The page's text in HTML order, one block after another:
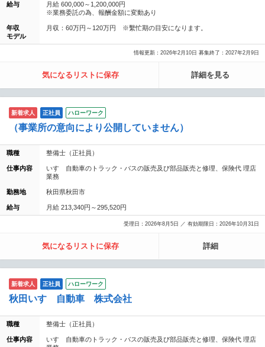
給与
月給 600,000～1,200,000円
※業務委託の為、報酬金額に変動あり
年収
モデル
月収：60万円～120万円 ※繫忙期の目安になります。
情報更新：2026年2月10日 募集終了：2027年2月9日
気になるリストに保存 詳細を見る
新着求人 正社員 ハローワーク
（事業所の意向により公開していません）
職種 整備士（正社員）
仕事内容
いすゞ自動車のトラック・バスの販売及び部品販売と修理、保険代 理店
業務
勤務地 秋田県秋田市
給与 月給 213,340円～295,520円
受理日：2026年8月5日 ／ 有効期限日：2026年10月31日
気になるリストに保存 詳細
新着求人 正社員 ハローワーク
秋田いすゞ自動車 株式会社
職種 整備士（正社員）
仕事内容
いすゞ自動車のトラック・バスの販売及び部品販売と修理、保険代 理店